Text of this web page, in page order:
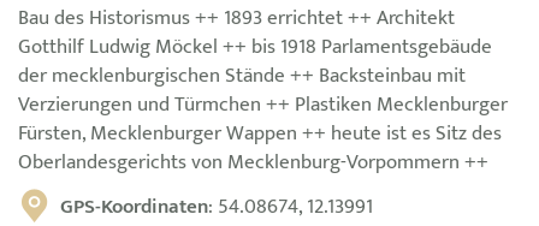
Bau des Historismus ++ 1893 errichtet ++ Architekt
Gotthilf Ludwig Möckel ++ bis 1918 Parlamentsgebäude
der mecklenburgischen Stände ++ Backsteinbau mit
Verzierungen und Türmchen ++ Plastiken Mecklenburger
Fürsten, Mecklenburger Wappen ++ heute ist es Sitz des
Oberlandesgerichts von Mecklenburg-Vorpommern ++
GPS-Koordinaten: 54.08674, 12.13991